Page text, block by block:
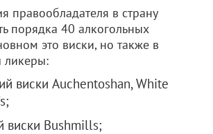
правообладателя в страну
порядка 40 алкогольных
это виски, но также в
ликеры:
виски Auchentoshan, White
виски Bushmills;